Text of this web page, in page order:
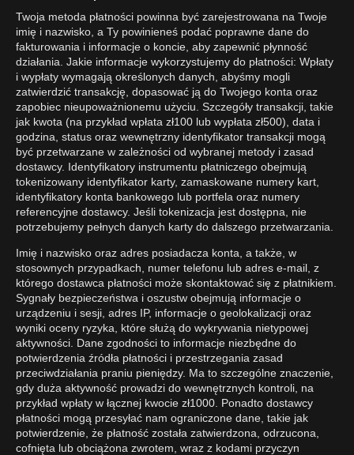
Twoja metoda płatności powinna być zarejestrowana na Twoje
imię i nazwisko, a Ty powinieneś podać poprawne dane do
fakturowania i informacje o koncie, aby zapewnić płynność
działania. Jakie informacje wykorzystujemy do płatności: Wpłaty
i wypłaty wymagają określonych danych, abyśmy mogli
zatwierdzić transakcję, dopasować ją do Twojego konta oraz
zapobiec nieupoważnionemu użyciu. Szczegóły transakcji, takie
jak kwota (na przykład wpłata zł100 lub wypłata zł500), data i
godzina, status oraz wewnętrzny identyfikator transakcji mogą
być przetwarzane w zależności od wybranej metody i zasad
dostawcy. Identyfikatory instrumentu płatniczego obejmują
tokenizowany identyfikator karty, zamaskowane numery kart,
identyfikatory konta bankowego lub portfela oraz numery
referencyjne dostawcy. Jeśli tokenizacja jest dostępna, nie
potrzebujemy pełnych danych karty do dalszego przetwarzania.
Imię i nazwisko oraz adres posiadacza konta, a także, w
stosownych przypadkach, numer telefonu lub adres e-mail, z
którego dostawca płatności może skontaktować się z płatnikiem.
Sygnały bezpieczeństwa i oszustw obejmują informacje o
urządzeniu i sesji, adres IP, informacje o geolokalizacji oraz
wyniki oceny ryzyka, które służą do wykrywania nietypowej
aktywności. Dane zgodności to informacje niezbędne do
potwierdzenia źródła płatności i przestrzegania zasad
przeciwdziałania praniu pieniędzy. Ma to szczególne znaczenie,
gdy duża aktywność prowadzi do wewnętrznych kontroli, na
przykład wpłaty w łącznej kwocie zł1000. Ponadto dostawcy
płatności mogą przesyłać nam ograniczone dane, takie jak
potwierdzenie, że płatność została zatwierdzona, odrzucona,
cofnięta lub obciążona zwrotem, wraz z kodami przyczyn